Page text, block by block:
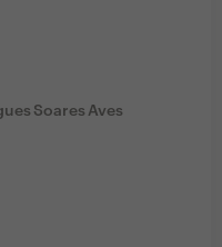
Soares Aves